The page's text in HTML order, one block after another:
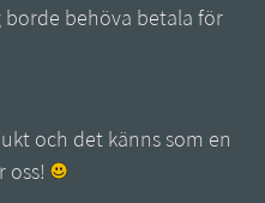
borde behöva betala för
och det känns som en
oss!